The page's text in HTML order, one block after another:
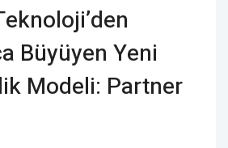
Büyüyen Yeni
Modeli: Partner